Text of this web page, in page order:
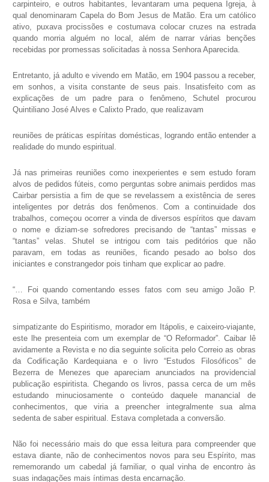
carpinteiro, e outros habitantes, levantaram uma pequena Igreja, à
qual denominaram Capela do Bom Jesus de Matão. Era um católico
ativo, puxava procissões e costumava colocar cruzes na estrada
quando morria alguém no local, além de narrar várias benções
recebidas por promessas solicitadas à nossa Senhora Aparecida.
Entretanto, já adulto e vivendo em Matão, em 1904 passou a receber,
em sonhos, a visita constante de seus pais. Insatisfeito com as
explicações de um padre para o fenômeno, Schutel procurou
Quintiliano José Alves e Calixto Prado, que realizavam
reuniões de práticas espíritas domésticas, logrando então entender a
realidade do mundo espiritual.
Já nas primeiras reuniões como inexperientes e sem estudo foram
alvos de pedidos fúteis, como perguntas sobre animais perdidos mas
Cairbar persistia a fim de que se revelassem a existência de seres
inteligentes por detrás dos fenômenos. Com a continuidade dos
trabalhos, começou ocorrer a vinda de diversos espíritos que davam
o nome e diziam-se sofredores precisando de “tantas” missas e
“tantas” velas. Shutel se intrigou com tais peditórios que não
paravam, em todas as reuniões, ficando pesado ao bolso dos
iniciantes e constrangedor pois tinham que explicar ao padre.
“… Foi quando comentando esses fatos com seu amigo João P.
Rosa e Silva, também
simpatizante do Espiritismo, morador em Itápolis, e caixeiro-viajante,
este lhe presenteia com um exemplar de “O Reformador”. Caibar lê
avidamente a Revista e no dia seguinte solicita pelo Correio as obras
da Codificação Kardequiana e o livro “Estudos Filosóficos” de
Bezerra de Menezes que apareciam anunciados na providencial
publicação espiritista. Chegando os livros, passa cerca de um mês
estudando minuciosamente o conteúdo daquele manancial de
conhecimentos, que viria a preencher integralmente sua alma
sedenta de saber espiritual. Estava completada a conversão.
Não foi necessário mais do que essa leitura para compreender que
estava diante, não de conhecimentos novos para seu Espírito, mas
rememorando um cabedal já familiar, o qual vinha de encontro às
suas indagações mais íntimas desta encarnação.